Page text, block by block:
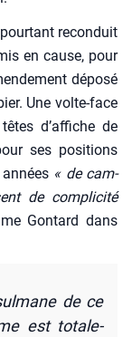
recon­duit
en cause, pour
dépo­sé
Une volte-face
d’af­fiche de
ses posi­tions
« de cam­
de com­pli­ci­té
Gon­tard dans
de ce
est tota­le­